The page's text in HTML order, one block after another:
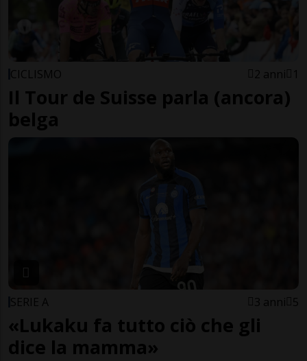
CICLISMO 2 anni 1
Il Tour de Suisse parla (ancora)
belga
SERIE A 3 anni 5
«Lukaku fa tutto ciò che gli
dice la mamma»